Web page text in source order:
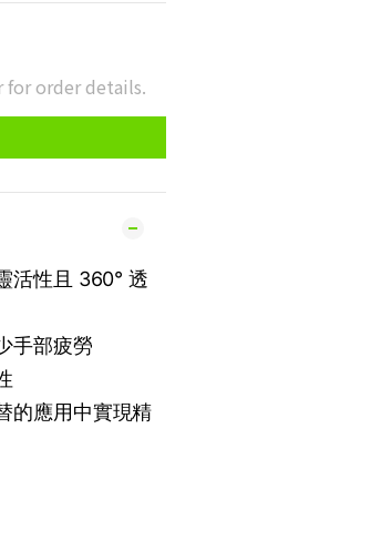
for order details.
活性且 360° 透
手部疲勞
的應用中實現精